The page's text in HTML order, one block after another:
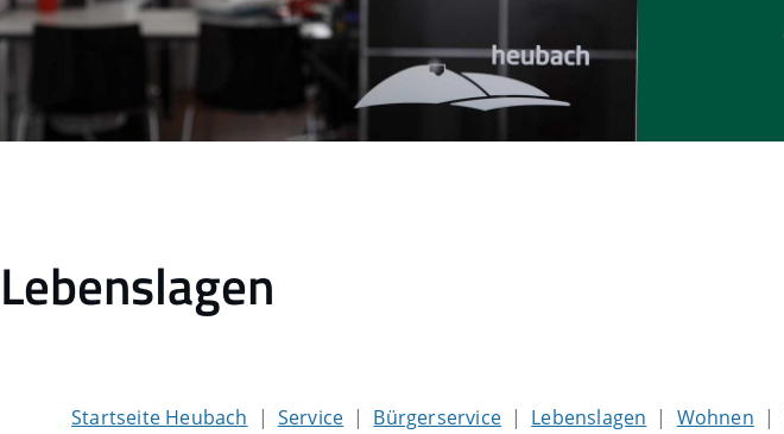
Lebenslagen
Startseite Heubach Service Bürgerservice Lebenslagen Wohnen